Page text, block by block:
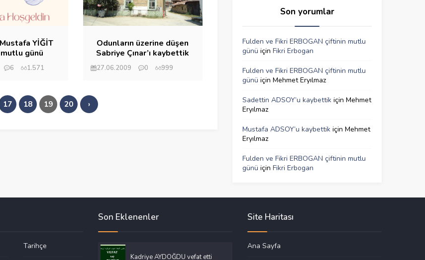
YİĞİT
günü
6
1.571
Odunların üzerine düşen
Sabriye Çınar’ı kaybettik
27.06.2009 0
999
17 18 19 20 ›
Son yorumlar
Fulden ve Fikri ERBOGAN çiftinin mutlu
günü için Fikri Erbogan
Fulden ve Fikri ERBOGAN çiftinin mutlu
günü için Mehmet Eryılmaz
Sadettin ADSOY’u kaybettik için Mehmet
Eryılmaz
Mustafa ADSOY’u kaybettik için Mehmet
Eryılmaz
Fulden ve Fikri ERBOGAN çiftinin mutlu
günü için Fikri Erbogan
Tarihçe
Son Eklenenler
Kadriye AYDOĞDU vefat etti
Site Haritası
Ana Sayfa